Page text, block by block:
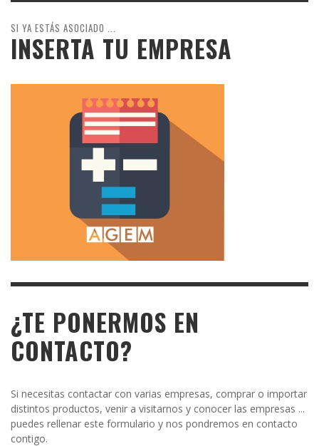
SI YA ESTÁS ASOCIADO ...
INSERTA TU EMPRESA
¿TE PONERMOS EN
CONTACTO?
Si necesitas contactar con varias empresas, comprar o importar
distintos productos, venir a visitarnos y conocer las empresas ...
puedes rellenar este formulario y nos pondremos en contacto
contigo.